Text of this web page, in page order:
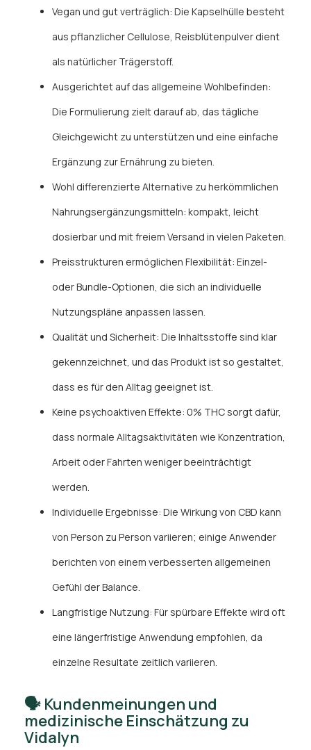
Vegan und gut verträglich: Die Kapselhülle besteht
aus pflanzlicher Cellulose, Reisblütenpulver dient
als natürlicher Trägerstoff.
Ausgerichtet auf das allgemeine Wohlbefinden:
Die Formulierung zielt darauf ab, das tägliche
Gleichgewicht zu unterstützen und eine einfache
Ergänzung zur Ernährung zu bieten.
Wohl differenzierte Alternative zu herkömmlichen
Nahrungsergänzungsmitteln: kompakt, leicht
dosierbar und mit freiem Versand in vielen Paketen.
Preisstrukturen ermöglichen Flexibilität: Einzel-
oder Bundle-Optionen, die sich an individuelle
Nutzungspläne anpassen lassen.
Qualität und Sicherheit: Die Inhaltsstoffe sind klar
gekennzeichnet, und das Produkt ist so gestaltet,
dass es für den Alltag geeignet ist.
Keine psychoaktiven Effekte: 0% THC sorgt dafür,
dass normale Alltagsaktivitäten wie Konzentration,
Arbeit oder Fahrten weniger beeinträchtigt
werden.
Individuelle Ergebnisse: Die Wirkung von CBD kann
von Person zu Person variieren; einige Anwender
berichten von einem verbesserten allgemeinen
Gefühl der Balance.
Langfristige Nutzung: Für spürbare Effekte wird oft
eine längerfristige Anwendung empfohlen, da
einzelne Resultate zeitlich variieren.
🗣️ Kundenmeinungen und
medizinische Einschätzung zu
Vidalyn